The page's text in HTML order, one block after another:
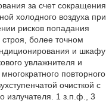
за счет сокращения
холодного воздуха при
рисков попадания
более точном
и шкафу
увлажнителя и
повторного
очисткой с
излучателя. 1 з.п.ф., 3